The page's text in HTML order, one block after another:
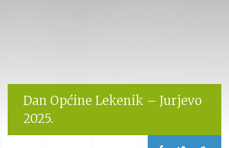
Dan Općine Lekenik – Jurjevo
2025.